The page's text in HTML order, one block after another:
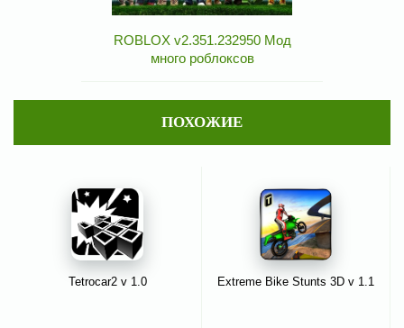
ROBLOX v2.351.232950 Мод
много роблоксов
ПОХОЖИЕ
Tetrocar2 v 1.0 Extreme Bike Stunts 3D v 1.1